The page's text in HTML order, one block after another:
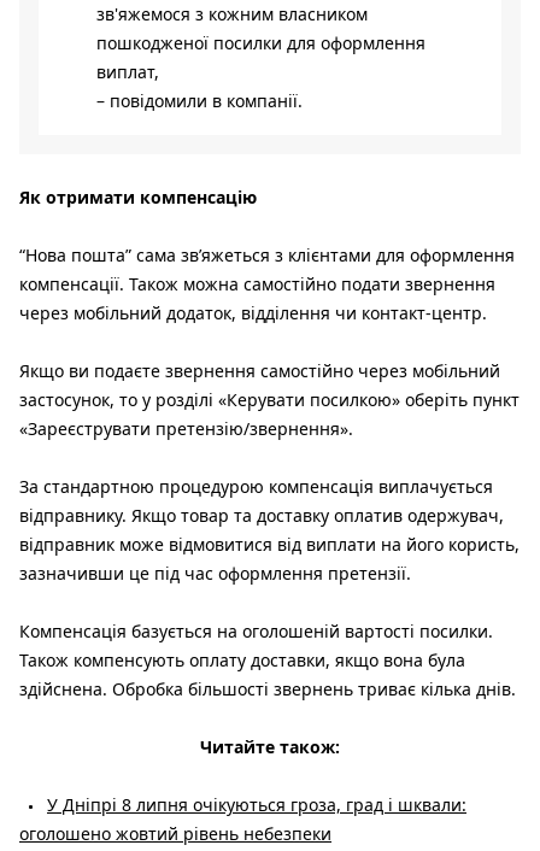
зв'яжемося з кожним власником
пошкодженої посилки для оформлення
виплат,
– повідомили в компанії.
Як отримати компенсацію
“Нова пошта” сама звʼяжеться з клієнтами для оформлення
компенсації. Також можна самостійно подати звернення
через мобільний додаток, відділення чи контакт-центр.
Якщо ви подаєте звернення самостійно через мобільний
застосунок, то у розділі «Керувати посилкою» оберіть пункт
«Зареєструвати претензію/звернення».
За стандартною процедурою компенсація виплачується
відправнику. Якщо товар та доставку оплатив одержувач,
відправник може відмовитися від виплати на його користь,
зазначивши це під час оформлення претензії.
Компенсація базується на оголошеній вартості посилки.
Також компенсують оплату доставки, якщо вона була
здійснена. Обробка більшості звернень триває кілька днів.
Читайте також:
У Дніпрі 8 липня очікуються гроза, град і шквали:
оголошено жовтий рівень небезпеки